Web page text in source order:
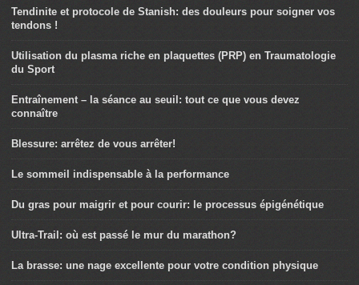
Tendinite et protocole de Stanish: des douleurs pour soigner vos
tendons !
Utilisation du plasma riche en plaquettes (PRP) en Traumatologie
du Sport
Entraînement – la séance au seuil: tout ce que vous devez
connaître
Blessure: arrêtez de vous arrêter!
Le sommeil indispensable à la performance
Du gras pour maigrir et pour courir: le processus épigénétique
Ultra-Trail: où est passé le mur du marathon?
La brasse: une nage excellente pour votre condition physique